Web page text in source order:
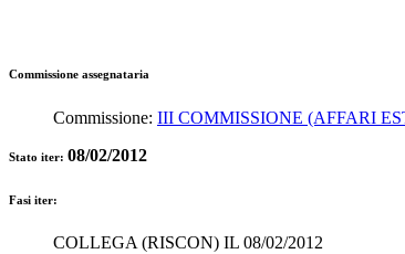
Commissione assegnataria
Commissione: III COMMISSIONE (AFFARI
Stato iter: 08/02/2012
Fasi iter:
COLLEGA (RISCON) IL 08/02/2012